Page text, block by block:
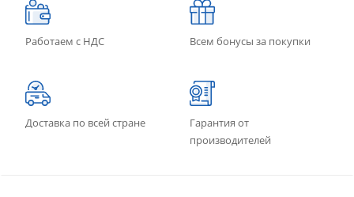
Работаем с НДС Всем бонусы за покупки
Доставка по всей стране
Гарантия от
производителей